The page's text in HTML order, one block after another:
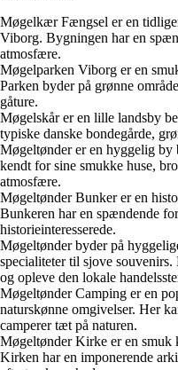
Møgelkær Fængsel er en
Viborg. Bygningen har en
atmosfære.
Møgelparken Viborg er en
Parken byder på grønne
gåture.
Møgelskår er en lille landsby
typiske danske bondegårde,
Møgeltønder er en hyggelig
kendt for sine smukke huse,
atmosfære.
Møgeltønder Bunker er en
Bunkeren har en spændende
historieinteresserede.
Møgeltønder byder på
specialiteter til sjove
og opleve den lokale
Møgeltønder Camping er en
naturskønne omgivelser. Her
camperer tæt på naturen.
Møgeltønder Kirke er en smuk
Kirken har en imponerende